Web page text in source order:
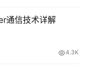
通信技术详解
4.3K